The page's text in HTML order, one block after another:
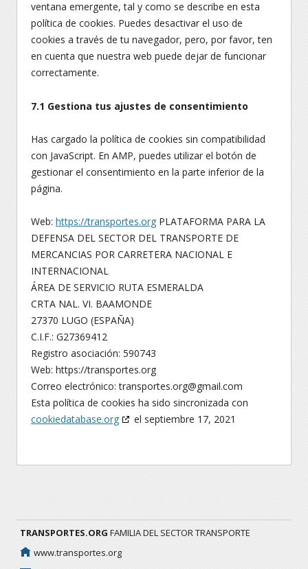
ventana emergente, tal y como se describe en esta
política de cookies. Puedes desactivar el uso de
cookies a través de tu navegador, pero, por favor, ten
en cuenta que nuestra web puede dejar de funcionar
correctamente.
7.1 Gestiona tus ajustes de consentimiento
Has cargado la política de cookies sin compatibilidad
con JavaScript. En AMP, puedes utilizar el botón de
gestionar el consentimiento en la parte inferior de la
página.
Web: https://transportes.org PLATAFORMA PARA LA
DEFENSA DEL SECTOR DEL TRANSPORTE DE
MERCANCIAS POR CARRETERA NACIONAL E
INTERNACIONAL
ÁREA DE SERVICIO RUTA ESMERALDA
CRTA NAL. VI. BAAMONDE
27370 LUGO (ESPAÑA)
C.I.F.: G27369412
Registro asociación: 590743
Web: https://transportes.org
Correo electrónico: transportes.org@gmail.com
Esta política de cookies ha sido sincronizada con
cookiedatabase.org
el septiembre 17, 2021
TRANSPORTES.ORG FAMILIA DEL SECTOR TRANSPORTE
www.transportes.org